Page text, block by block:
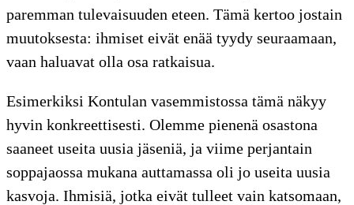
paremman tulevaisuuden eteen. Tämä kertoo jostain
muutoksesta: ihmiset eivät enää tyydy seuraamaan,
vaan haluavat olla osa ratkaisua.
Esimerkiksi Kontulan vasemmistossa tämä näkyy
hyvin konkreettisesti. Olemme pienenä osastona
saaneet useita uusia jäseniä, ja viime perjantain
soppajaossa mukana auttamassa oli jo useita uusia
kasvoja. Ihmisiä, jotka eivät tulleet vain katsomaan,